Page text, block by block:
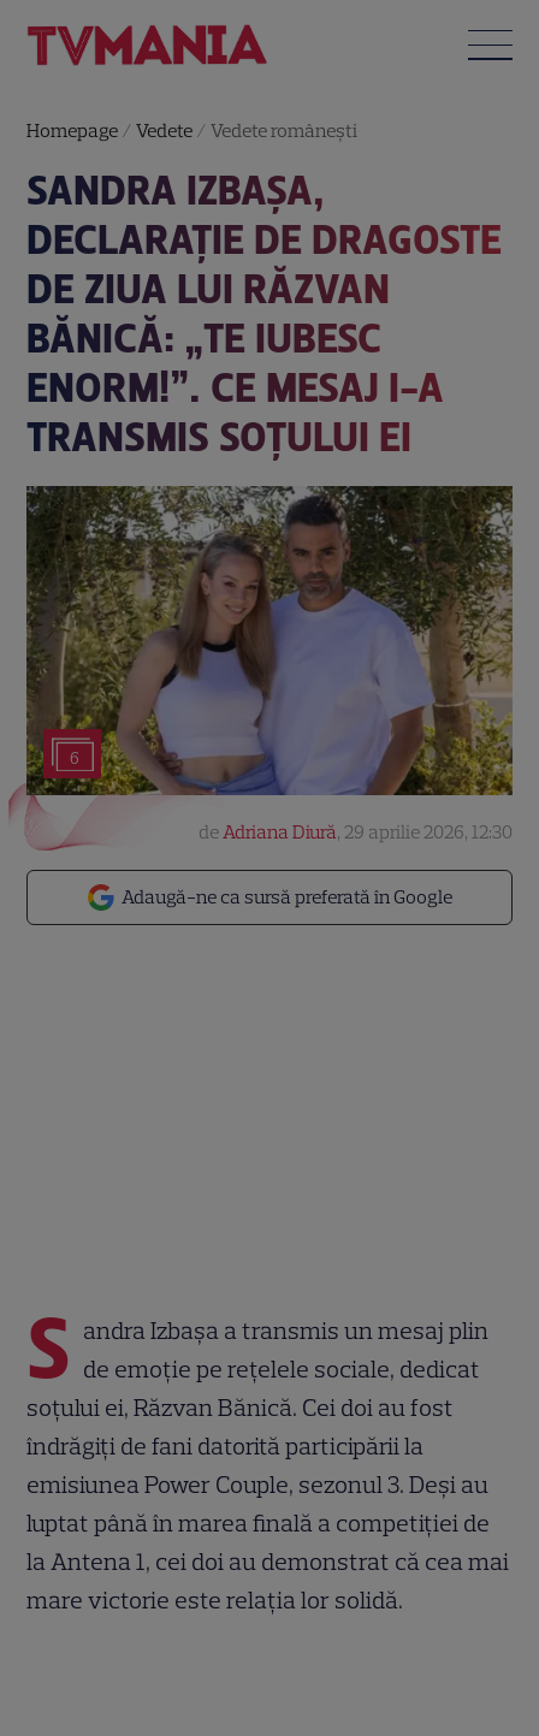
Homepage /Vedete /Vedete româneşti
SANDRA IZBAȘA,
DECLARAȚIE DE DRAGOSTE
DE ZIUA LUI RĂZVAN
BĂNICĂ: „TE IUBESC
ENORM!”. CE MESAJ I-A
TRANSMIS SOȚULUI EI
6
Adaugă-ne ca sursă preferată în Google
deAdriana Diură, 29 aprilie 2026, 12:30
S andra Izbașa a transmis un mesaj plin
de emoție pe rețelele sociale, dedicat
soțului ei, Răzvan Bănică. Cei doi au fost
îndrăgiți de fani datorită participării la
emisiunea Power Couple, sezonul 3. Deși au
luptat până în marea finală a competiției de
la Antena 1, cei doi au demonstrat că cea mai
mare victorie este relația lor solidă.